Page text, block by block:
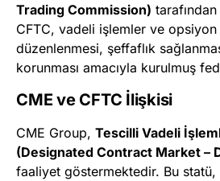
Trading Commission)
CFTC, vadeli işlemler ve opsiyon
düzenlenmesi, şeffaflık
korunması amacıyla kurulmuş
CME ve CFTC İlişkisi
CME Group, Tescilli Vadeli
(Designated Contract Market –
faaliyet göstermektedir. Bu statü,